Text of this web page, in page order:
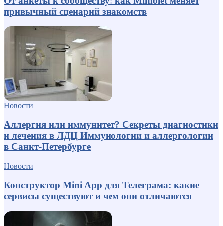
привычный сценарий знакомств
Новости
Аллергия или иммунитет? Секреты диагностики
и лечения в ЛДЦ Иммунологии и аллергологии
в Санкт-Петербурге
Новости
Конструктор Mini App для Телеграма: какие
сервисы существуют и чем они отличаются